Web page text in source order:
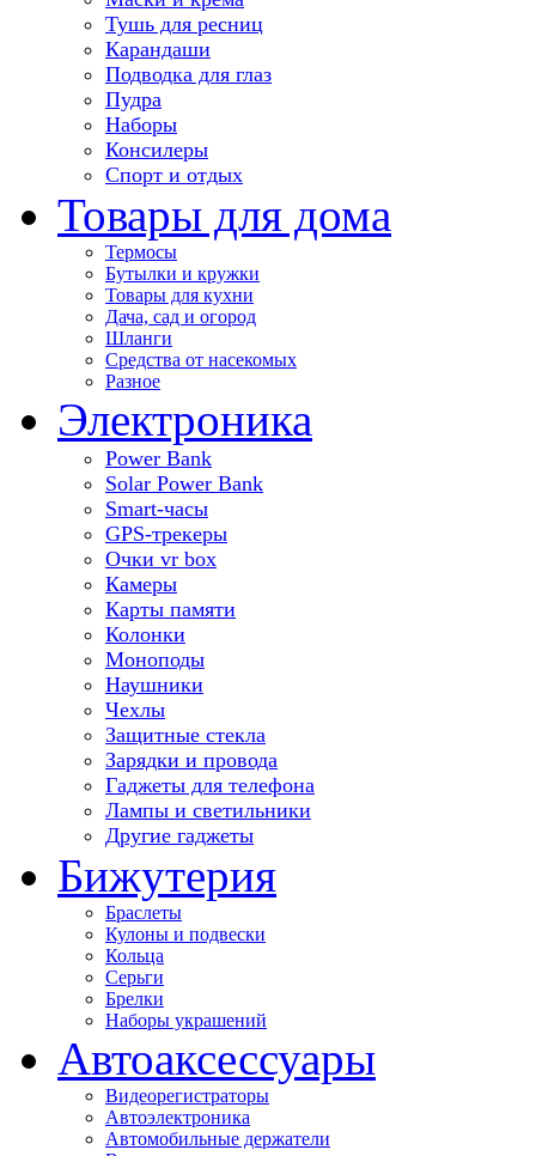
Тушь для ресниц
Карандаши
Подводка для глаз
Пудра
Наборы
Консилеры
Спорт и отдых
Товары для дома
Термосы
Бутылки и кружки
Товары для кухни
Дача, сад и огород
Шланги
Средства от насекомых
Разное
Электроника
Power Bank
Solar Power Bank
Smart-часы
GPS-трекеры
Очки vr box
Камеры
Карты памяти
Колонки
Моноподы
Наушники
Чехлы
Защитные стекла
Зарядки и провода
Гаджеты для телефона
Лампы и светильники
Другие гаджеты
Бижутерия
Браслеты
Кулоны и подвески
Кольца
Серьги
Брелки
Наборы украшений
Автоаксессуары
Видеорегистраторы
Автоэлектроника
Автомобильные держатели